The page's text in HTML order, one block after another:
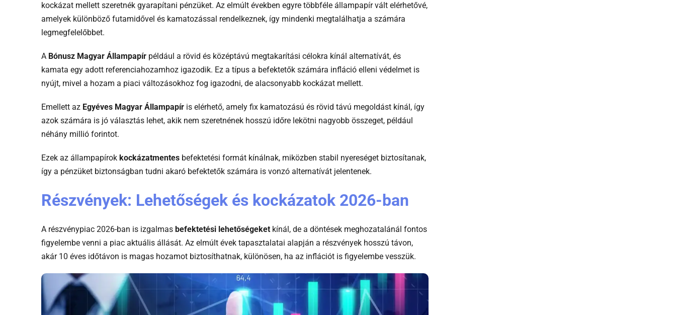
kockázat mellett szeretnék gyarapítani pénzüket. Az elmúlt években egyre többféle állampapír vált elérhetővé,
amelyek különböző futamidővel és kamatozással rendelkeznek, így mindenki megtalálhatja a számára
legmegfelelőbbet.
A Bónusz Magyar Állampapír például a rövid és középtávú megtakarítási célokra kínál alternatívát, és
kamata egy adott referenciahozamhoz igazodik. Ez a típus a befektetők számára infláció elleni védelmet is
nyújt, mivel a hozam a piaci változásokhoz fog igazodni, de alacsonyabb kockázat mellett.
Emellett az Egyéves Magyar Állampapír is elérhető, amely fix kamatozású és rövid távú megoldást kínál, így
azok számára is jó választás lehet, akik nem szeretnének hosszú időre lekötni nagyobb összeget, például
néhány millió forintot.
Ezek az állampapírok kockázatmentes befektetési formát kínálnak, miközben stabil nyereséget biztosítanak,
így a pénzüket biztonságban tudni akaró befektetők számára is vonzó alternatívát jelentenek.
Részvények: Lehetőségek és kockázatok 2026-ban
A részvénypiac 2026-ban is izgalmas befektetési lehetőségeket kínál, de a döntések meghozatalánál fontos
figyelembe venni a piac aktuális állását. Az elmúlt évek tapasztalatai alapján a részvények hosszú távon,
akár 10 éves időtávon is magas hozamot biztosíthatnak, különösen, ha az inflációt is figyelembe vesszük.